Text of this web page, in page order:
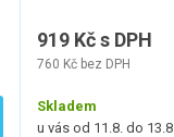
919 Kč s DPH
760 Kč bez DPH
Skladem
u vás od 11.8. do